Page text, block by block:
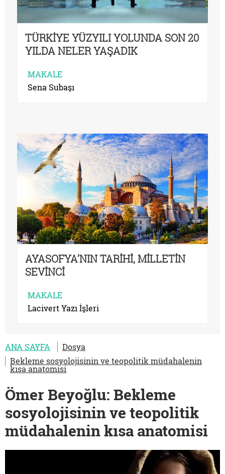
TÜRKİYE YÜZYILI YOLUNDA SON 20
YILDA NELER YAŞADIK
MAKALE
Sena Subaşı
AYASOFYA’NIN TARİHİ, MİLLETİN
SEVİNCİ
MAKALE
Lacivert Yazı İşleri
ANA SAYFA
Dosya
Bekleme sosyolojisinin ve teopolitik müdahalenin
kısa anatomisi
Ömer Beyoğlu: Bekleme
sosyolojisinin ve teopolitik
müdahalenin kısa anatomisi